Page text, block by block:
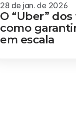
28 de jan. de 2026
O “Uber”
como
em escala